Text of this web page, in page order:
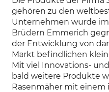
gehören zu den
Unternehmen wurde im
Brüdern Emmerich
der Entwicklung von
Markt befindlichen
Mit viel Innovations-
bald weitere Produkte
Rasenmäher mit einem